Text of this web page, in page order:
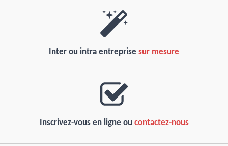
nter ou intra entreprise sur mesure
Inscrivez-vous en ligne ou contactez-nous